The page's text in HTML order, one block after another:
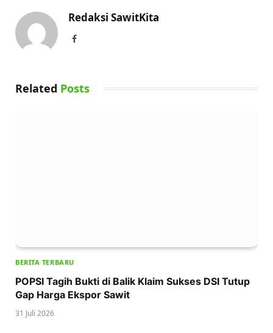
Redaksi SawitKita
Facebook
Related Posts
BERITA TERBARU
POPSI Tagih Bukti di Balik Klaim Sukses DSI Tutup
Gap Harga Ekspor Sawit
31 Juli 2026